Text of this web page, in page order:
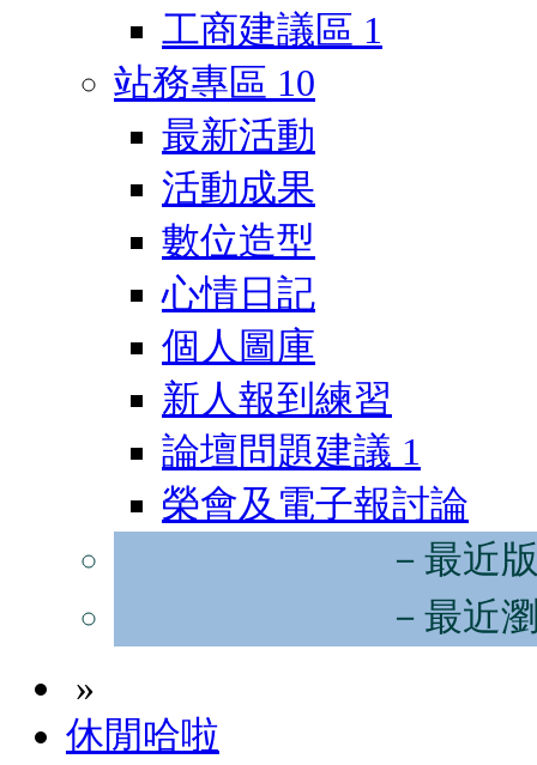
工商建議區 1
站務專區 10
最新活動
活動成果
數位造型
心情日記
個人圖庫
新人報到練習
論壇問題建議 1
榮會及電子報討論
－最近
－最近
»
休閒哈啦